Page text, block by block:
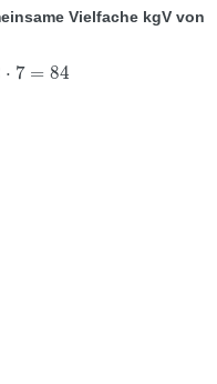
Vielfache kgV von
⋅ 7 = 84